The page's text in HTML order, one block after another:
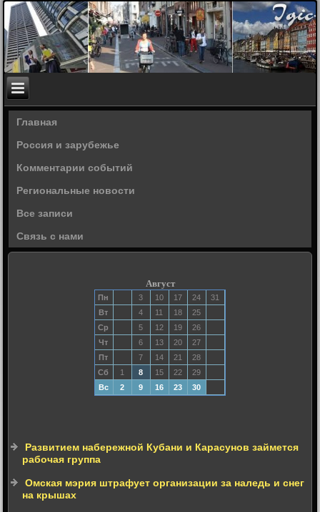
Главная
Россия и зарубежье
Комментарии событий
Региональные новости
Все записи
Связь с нами
Август
Пн 3 10 17 24
31
Вт
4 11 18
25
Ср
5 12 19
26
Чт
6 13 20
27
Пт
7 14 21
28
Сб
1 8 15 22
29
Вс
2 9 16 23 30
Развитием набережной Кубани и Карасунов займется
рабочая группа
Омская мэрия штрафует организации за наледь и снег
на крышах